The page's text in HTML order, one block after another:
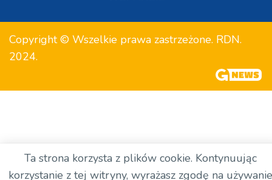
Copyright © Wszelkie prawa zastrzeżone. RDN.
2024.
Ta strona korzysta z plików cookie. Kontynuując
korzystanie z tej witryny, wyrażasz zgodę na używanie